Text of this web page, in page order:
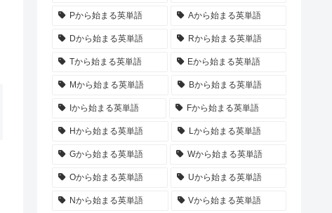
Pから始まる英単語 Aから始まる英単語
Dから始まる英単語 Rから始まる英単語
Tから始まる英単語 Eから始まる英単語
Mから始まる英単語 Bから始まる英単語
Iから始まる英単語 Fから始まる英単語
Hから始まる英単語 Lから始まる英単語
Gから始まる英単語 Wから始まる英単語
Oから始まる英単語 Uから始まる英単語
Nから始まる英単語 Vから始まる英単語